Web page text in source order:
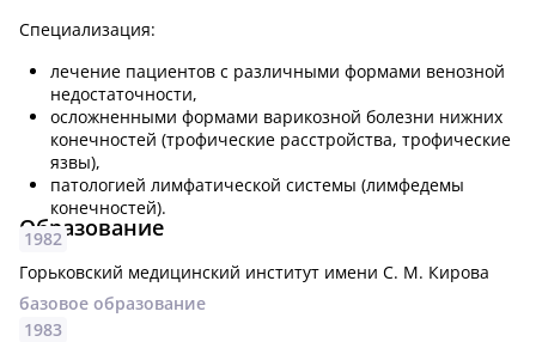
Специализация:
лечение пациентов с различными формами венозной
недостаточности,
осложненными формами варикозной болезни нижних
конечностей (трофические расстройства, трофические
язвы),
патологией лимфатической системы (лимфедемы
конечностей).
Образование
1982
Горьковский медицинский институт имени С. М. Кирова
базовое образование
1983